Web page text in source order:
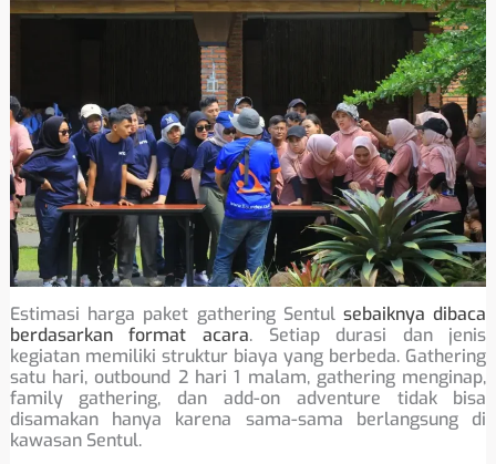
Estimasi harga paket gathering Sentulsebaiknya dibaca
berdasarkan format acara. Setiap durasi dan jenis
kegiatan memiliki struktur biaya yang berbeda. Gathering
satu hari, outbound 2 hari 1 malam, gathering menginap,
family gathering, dan add-on adventure tidak bisa
disamakan hanya karena sama-sama berlangsung di
kawasan Sentul.